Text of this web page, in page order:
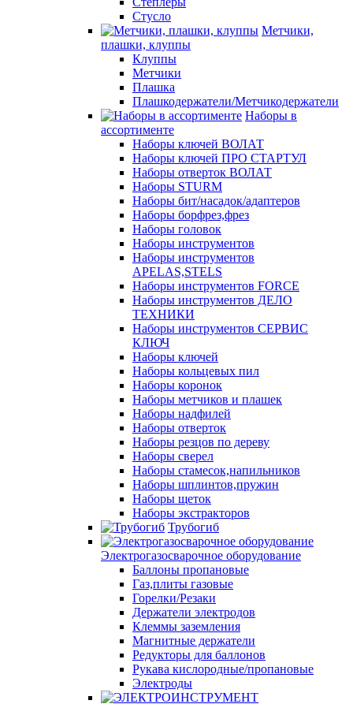
Стусло
Метчики,
плашки, клуппы
Клуппы
Метчики
Плашка
Плашкодержатели/Метчикодержатели
Наборы в
ассортименте
Наборы ключей ВОЛАТ
Наборы ключей ПРО СТАРТУЛ
Наборы отверток ВОЛАТ
Наборы STURM
Наборы бит/насадок/адаптеров
Наборы борфрез,фрез
Наборы головок
Наборы инструментов
Наборы инструментов
APELAS,STELS
Наборы инструментов FORCE
Наборы инструментов ДЕЛО
ТЕХНИКИ
Наборы инструментов СЕРВИС
КЛЮЧ
Наборы ключей
Наборы кольцевых пил
Наборы коронок
Наборы метчиков и плашек
Наборы надфилей
Наборы отверток
Наборы резцов по дереву
Наборы сверел
Наборы стамесок,напильников
Наборы шплинтов,пружин
Наборы щеток
Наборы экстракторов
Трубогиб
Электрогазосварочное оборудование
Баллоны пропановые
Газ,плиты газовые
Горелки/Резаки
Держатели электродов
Клеммы заземления
Магнитные держатели
Редукторы для баллонов
Рукава кислородные/пропановые
Электроды